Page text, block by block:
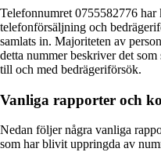
Telefonnumret 0755582776
telefonförsäljning och
samlats in. Majoriteten av
detta nummer beskriver det
till och med bedrägeriförsök.
Vanliga rapporter och
Nedan följer några vanliga
som har blivit uppringda av